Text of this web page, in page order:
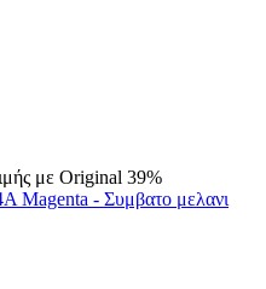
με Original 39%
Magenta - Συμβατο μελανι